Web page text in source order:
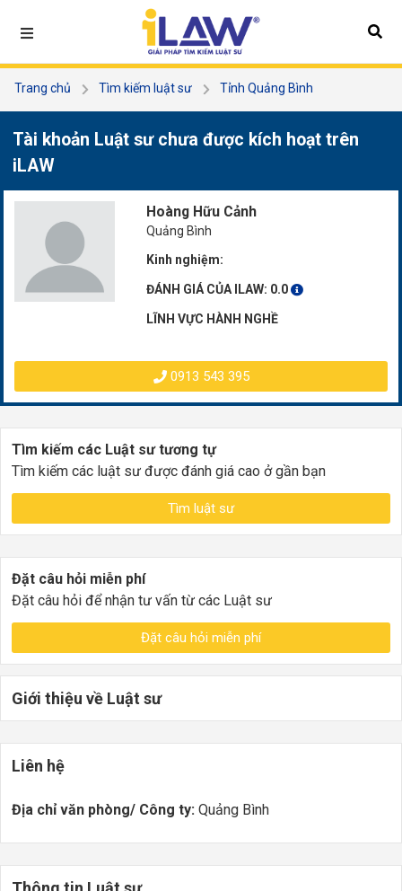
Trang chủ Tìm kiếm luật sư
Tỉnh Quảng Bình
Tài khoản Luật sư chưa được kích hoạt trên
iLAW
Hoàng Hữu Cảnh
Quảng Bình
Kinh nghiệm:
ĐÁNH GIÁ CỦA ILAW: 0.0
LĨNH VỰC HÀNH NGHỀ
0913 543 395
Tìm kiếm các Luật sư tương tự
Tìm kiếm các luật sư được đánh giá cao ở gần bạn
Tìm luật sư
Đặt câu hỏi miễn phí
Đặt câu hỏi để nhận tư vấn từ các Luật sư
Đặt câu hỏi miễn phí
Giới thiệu về Luật sư
Liên hệ
Địa chỉ văn phòng/ Công ty: Quảng Bình